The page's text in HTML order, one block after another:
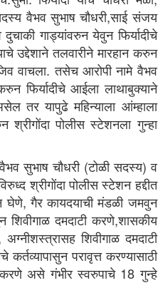
वैभव सुभाष चौधरी,साई संजय
दुचाकी गाड्यांवरुन येवुन फिर्यादीचे
उद्देशाने तलवारीने मारहान करुन
वाचला. तसेच आरोपी नामे वैभव
फिर्यादीचे आईला लाथाबुक्याने
तर यापुढे महिन्याला आंम्हाला
श्रीगोंदा पोलीस स्टेशनला गुन्हा
सुभाष चौधरी (टोळी सदस्य) व
श्रीगोंदा पोलीस स्टेशन हद्दीत
घेणे, गैर कायदयाची मंडळी जमवुन
शिवीगाळ दमदाटी करणे,शासकीय
शिवीगाळ दमदाटी
परावृत्त करण्यासाठी
असे गंभीर स्वरुपाचे 18 गुन्हे